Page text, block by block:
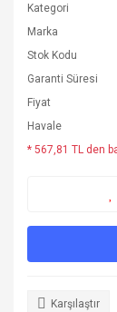
Kategori
Marka
Stok Kodu
Garanti Süresi
Fiyat
Havale
* 567,81 TL den
Karşılaştır